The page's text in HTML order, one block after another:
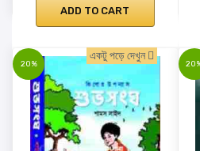
ADD TO CART
20%
একটু পড়ে দেখুন